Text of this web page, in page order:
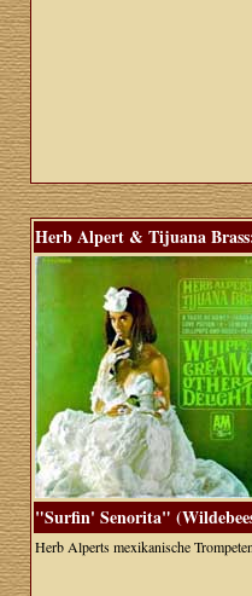
Herb Alpert & Tijuana
"Surfin' Senorita"
Herb Alperts mexikanische